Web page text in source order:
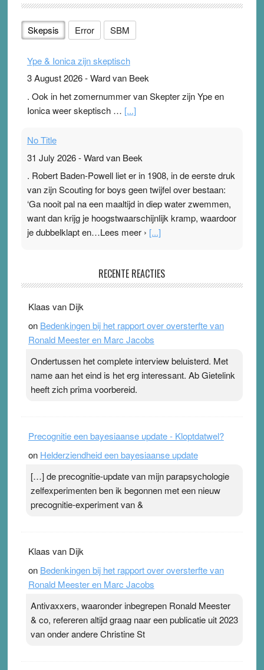
Skepsis Error SBM
Ype & Ionica zijn skeptisch
3 August 2026-Ward van Beek
. Ook in het zomernummer van Skepter zijn Ype en
Ionica weer skeptisch … [...]
No Title
31 July 2026-Ward van Beek
. Robert Baden-Powell liet er in 1908, in de eerste druk
van zijn Scouting for boys geen twijfel over bestaan:
‘Ga nooit pal na een maaltijd in diep water zwemmen,
want dan krijg je hoogstwaarschijnlijk kramp, waardoor
je dubbelklapt en…Lees meer › [...]
Ward van Beek
topsporters. Ze hopen ermee hun hartslag te verlagen
terwijl ze meer zuurstof opnemen. Daarop heeft zo’n
pleister geen effect. Maar het gevoel ‘makkelijker te
Pleisterplakkers in de topspsort ›[...]
RECENTE REACTIES
Klaas van Dijk
on Bedenkingen bij het rapport over oversterfte van
Ronald Meester en Marc Jacobs
Ondertussen het complete interview beluisterd. Met
name aan het eind is het erg interessant. Ab Gietelink
heeft zich prima voorbereid.
Precognitie een bayesiaanse update - Kloptdatwel?
on Helderziendheid een bayesiaanse update
[…] de precognitie-update van mijn parapsychologie
zelfexperimenten ben ik begonnen met een nieuw
precognitie-experiment van &
Klaas van Dijk
on Bedenkingen bij het rapport over oversterfte van
Ronald Meester en Marc Jacobs
Antivaxxers, waaronder inbegrepen Ronald Meester
& co, refereren altijd graag naar een publicatie uit 2023
van onder andere Christine St